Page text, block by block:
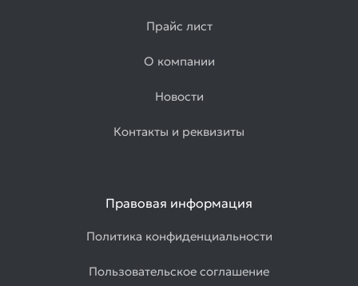
Прайс лист
О компании
Новости
Контакты и реквизиты
Правовая информация
Политика конфиденциальности
Пользовательское соглашение